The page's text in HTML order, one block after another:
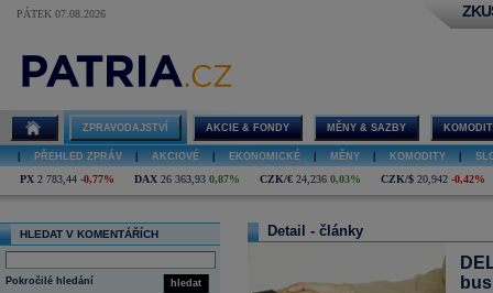
PÁTEK 07.08.2026
ZPRAVODAJSTVÍ AKCIE & FONDY MĚNY & SAZBY
PŘEHLED ZPRÁV AKCIOVÉ EKONOMICKÉ MĚNY KOMODITY
PX 2 783,44 -0,77% DAX 26 363,93 0,87% CZK/€ 24,236 0,03% CZK/$ 20,942 -0,42%
HLEDAT V KOMENTÁŘÍCH
hledat
Pokročilé hledání
Detail - články